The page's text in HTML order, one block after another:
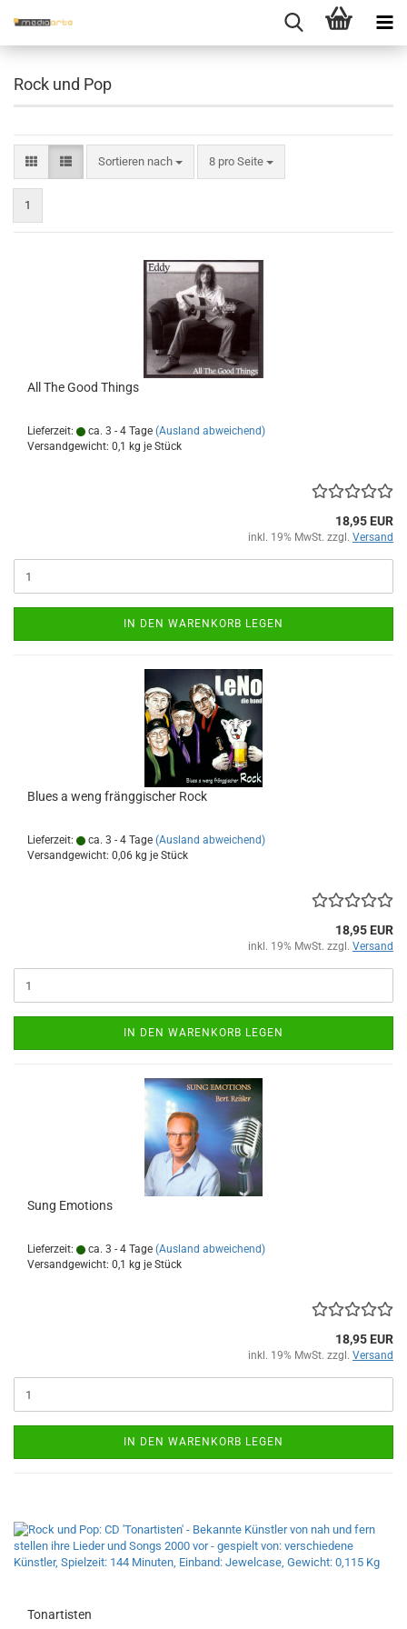
Rock und Pop
Sortieren nach
Sortieren nach 8 pro Seite
pro Seite
1
All The Good Things
Lieferzeit: ca. 3 - 4 Tage (Ausland abweichend)
Versandgewicht: 0,1 kg je Stück
18,95 EUR
inkl. 19% MwSt. zzgl. Versand
IN DEN WARENKORB LEGEN
Blues a weng fräng­gi­scher Rock
Lieferzeit: ca. 3 - 4 Tage (Ausland abweichend)
Versandgewicht: 0,06 kg je Stück
18,95 EUR
inkl. 19% MwSt. zzgl. Versand
IN DEN WARENKORB LEGEN
Sung Emo­ti­ons
Lieferzeit: ca. 3 - 4 Tage (Ausland abweichend)
Versandgewicht: 0,1 kg je Stück
18,95 EUR
inkl. 19% MwSt. zzgl. Versand
IN DEN WARENKORB LEGEN
Ton­ar­tis­ten